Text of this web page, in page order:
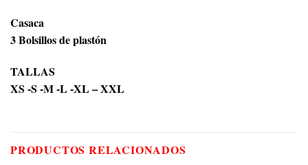
Casaca
3 Bolsillos de plastón
TALLAS
XS -S -M -L -XL – XXL
PRODUCTOS RELACIONADOS